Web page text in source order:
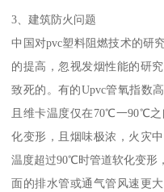
3、建筑防火问题
中国对pvc塑料阻燃技术的研
的提高，忽视发烟性能的研
致死的。有的Upvc管氧指数
且维卡温度仅在70℃一90℃
化变形，且烟味极浓，火灾
温度超过90℃时管道软化变形
面的排水管或通气管风速更